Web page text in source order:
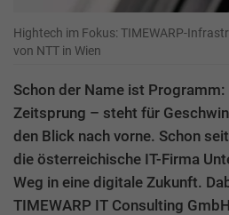
Hightech im Fokus: TIMEWARP-
von NTT in Wien
Schon der Name ist Programm:
Zeitsprung – steht für
den Blick nach vorne. Schon
die österreichische IT-Firma
Weg in eine digitale Zukunft.
TIMEWARP IT Consulting